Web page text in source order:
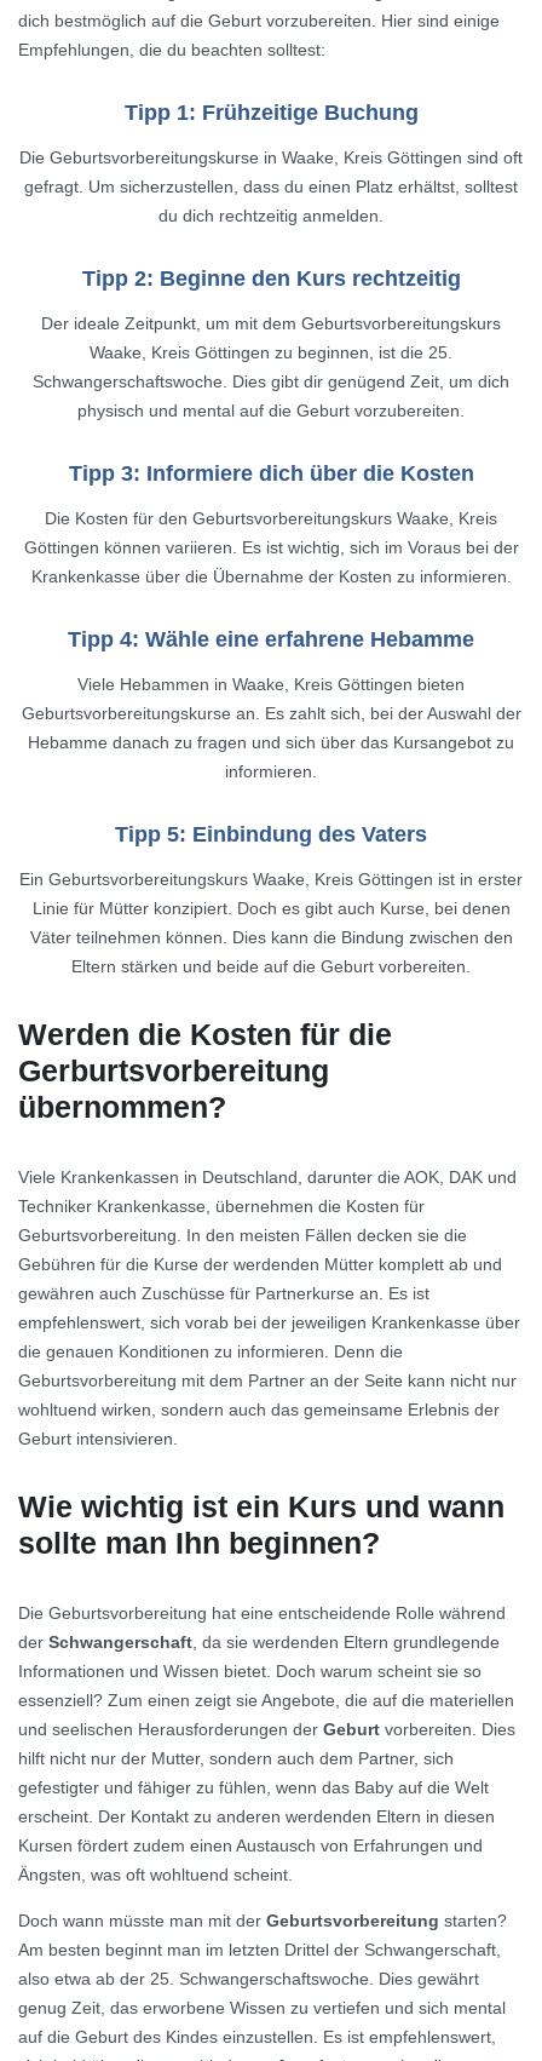
dich bestmöglich auf die Geburt vorzubereiten. Hier sind einige
Empfehlungen, die du beachten solltest:
Tipp 1: Frühzeitige Buchung
Die Geburtsvorbereitungskurse in Waake, Kreis Göttingen sind oft
gefragt. Um sicherzustellen, dass du einen Platz erhältst, solltest
du dich rechtzeitig anmelden.
Tipp 2: Beginne den Kurs rechtzeitig
Der ideale Zeitpunkt, um mit dem Geburtsvorbereitungskurs
Waake, Kreis Göttingen zu beginnen, ist die 25.
Schwangerschaftswoche. Dies gibt dir genügend Zeit, um dich
physisch und mental auf die Geburt vorzubereiten.
Tipp 3: Informiere dich über die Kosten
Die Kosten für den Geburtsvorbereitungskurs Waake, Kreis
Göttingen können variieren. Es ist wichtig, sich im Voraus bei der
Krankenkasse über die Übernahme der Kosten zu informieren.
Tipp 4: Wähle eine erfahrene Hebamme
Viele Hebammen in Waake, Kreis Göttingen bieten
Geburtsvorbereitungskurse an. Es zahlt sich, bei der Auswahl der
Hebamme danach zu fragen und sich über das Kursangebot zu
informieren.
Tipp 5: Einbindung des Vaters
Ein Geburtsvorbereitungskurs Waake, Kreis Göttingen ist in erster
Linie für Mütter konzipiert. Doch es gibt auch Kurse, bei denen
Väter teilnehmen können. Dies kann die Bindung zwischen den
Eltern stärken und beide auf die Geburt vorbereiten.
Werden die Kosten für die
Gerburtsvorbereitung
übernommen?
Viele Krankenkassen in Deutschland, darunter die AOK, DAK und
Techniker Krankenkasse, übernehmen die Kosten für
Geburtsvorbereitung. In den meisten Fällen decken sie die
Gebühren für die Kurse der werdenden Mütter komplett ab und
gewähren auch Zuschüsse für Partnerkurse an. Es ist
empfehlenswert, sich vorab bei der jeweiligen Krankenkasse über
die genauen Konditionen zu informieren. Denn die
Geburtsvorbereitung mit dem Partner an der Seite kann nicht nur
wohltuend wirken, sondern auch das gemeinsame Erlebnis der
Geburt intensivieren.
Wie wichtig ist ein Kurs und wann
sollte man Ihn beginnen?
Die Geburtsvorbereitung hat eine entscheidende Rolle während
der Schwangerschaft, da sie werdenden Eltern grundlegende
Informationen und Wissen bietet. Doch warum scheint sie so
essenziell? Zum einen zeigt sie Angebote, die auf die materiellen
und seelischen Herausforderungen der Geburt vorbereiten. Dies
hilft nicht nur der Mutter, sondern auch dem Partner, sich
gefestigter und fähiger zu fühlen, wenn das Baby auf die Welt
erscheint. Der Kontakt zu anderen werdenden Eltern in diesen
Kursen fördert zudem einen Austausch von Erfahrungen und
Ängsten, was oft wohltuend scheint.
Doch wann müsste man mit der Geburtsvorbereitung starten?
Am besten beginnt man im letzten Drittel der Schwangerschaft,
also etwa ab der 25. Schwangerschaftswoche. Dies gewährt
genug Zeit, das erworbene Wissen zu vertiefen und sich mental
auf die Geburt des Kindes einzustellen. Es ist empfehlenswert,